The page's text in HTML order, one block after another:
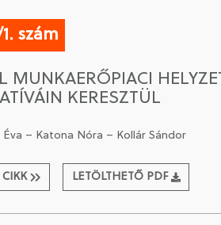
szám
MUNKAERŐPIACI
KERESZTÜL
Éva – Katona Nóra – Kollár Sándor
CIKK LETÖLTHETŐ PDF